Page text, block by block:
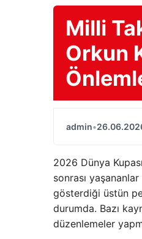
Milli
Orkun
admin•
2026 Dünya
sonrası
gösterdiği üstün
durumda. Bazı
düzenlemeler